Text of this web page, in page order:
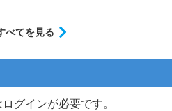
べてを見る
グインが必要です。